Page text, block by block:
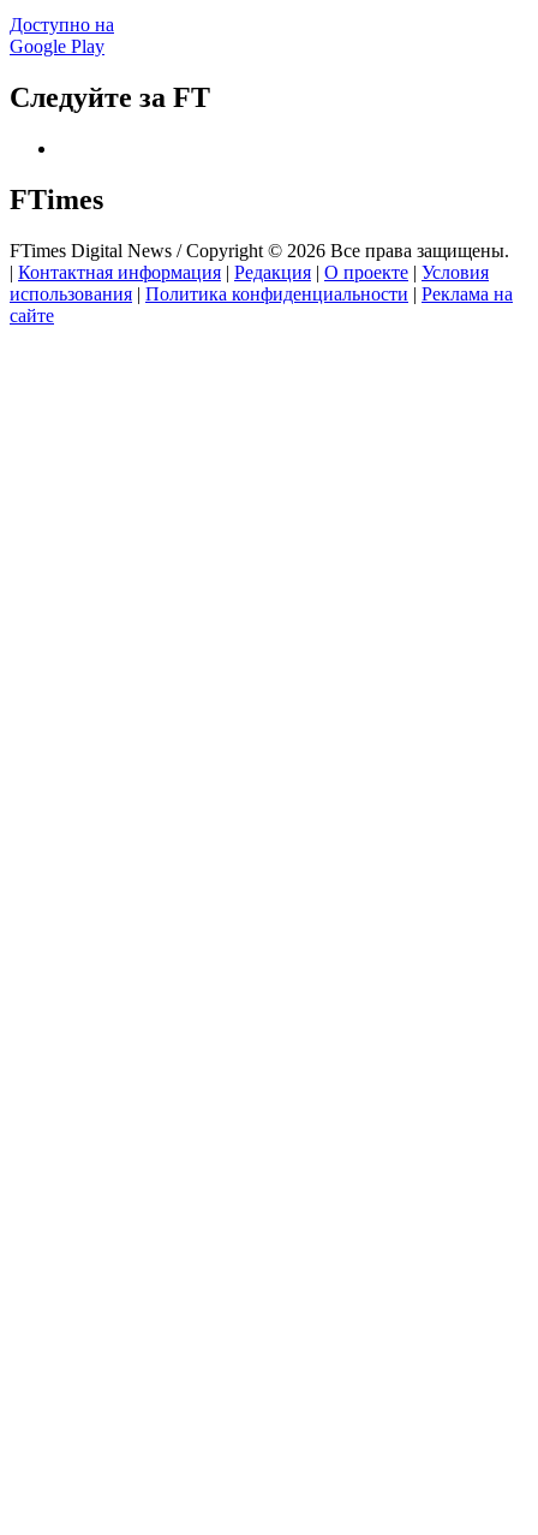
Доступно на
Google Play
Следуйте за FT
FTimes
FTimes Digital News / Copyright © 2026 Все права защищены.
| Контактная информация | Редакция | О проекте | Условия
использования | Политика конфиденциальности | Реклама на
сайте